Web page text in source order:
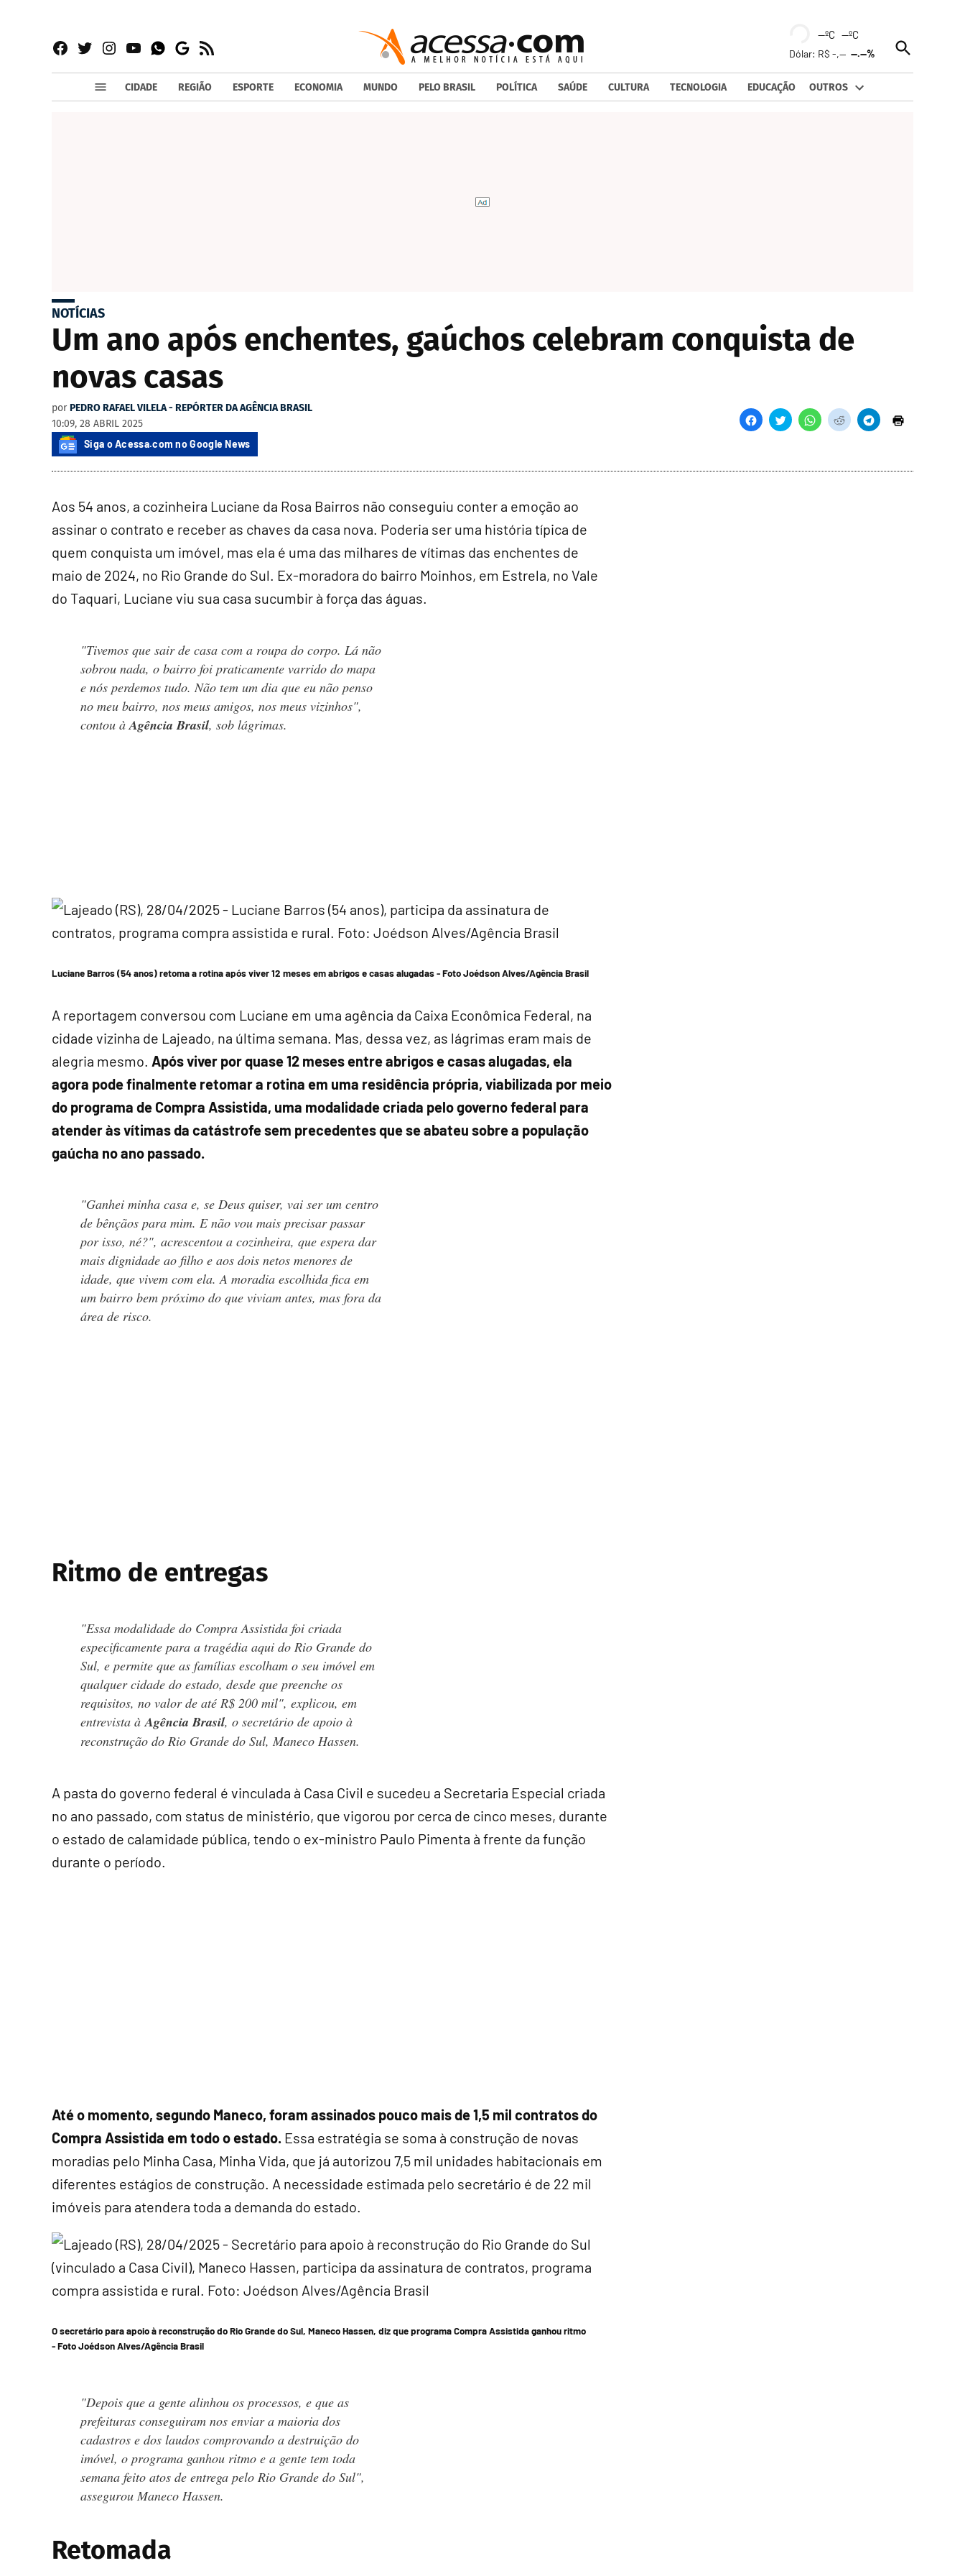
Facebook
TwitterInstagram
YouTubeWhatsapp
Google
News
RSS
--ºC --ºC
Dólar: R$ -,----.--%
Open
Search
CIDADE REGIÃO ESPORTE ECONOMIA MUNDO PELO BRASIL POLÍTICA SAÚDE CULTURA TECNOLOGIA EDUCAÇÃO OUTROS
NOTÍCIAS
Um ano após enchentes, gaúchos celebram conquista de
novas casas
por PEDRO RAFAEL VILELA - REPÓRTER DA AGÊNCIA BRASIL
10:09, 28 ABRIL 2025
Siga o Acessa.com no Google News
Aos 54 anos, a cozinheira Luciane da Rosa Bairros não conseguiu conter a emoção ao
assinar o contrato e receber as chaves da casa nova. Poderia ser uma história típica de
quem conquista um imóvel, mas ela é uma das milhares de vítimas das enchentes de
maio de 2024, no Rio Grande do Sul. Ex-moradora do bairro Moinhos, em Estrela, no Vale
do Taquari, Luciane viu sua casa sucumbir à força das águas.
"Tivemos que sair de casa com a roupa do corpo. Lá não
sobrou nada, o bairro foi praticamente varrido do mapa
e nós perdemos tudo. Não tem um dia que eu não penso
no meu bairro, nos meus amigos, nos meus vizinhos",
contou à Agência Brasil, sob lágrimas.
Luciane Barros (54 anos) retoma a rotina após viver 12 meses em abrigos e casas alugadas -Foto Joédson Alves/Agência Brasil
A reportagem conversou com Luciane em uma agência da Caixa Econômica Federal, na
cidade vizinha de Lajeado, na última semana. Mas, dessa vez, as lágrimas eram mais de
alegria mesmo. Após viver por quase 12 meses entre abrigos e casas alugadas, ela
agora pode finalmente retomar a rotina em uma residência própria, viabilizada por meio
do programa de Compra Assistida, uma modalidade criada pelo governo federal para
atender às vítimas da catástrofe sem precedentes que se abateu sobre a população
gaúcha no ano passado.
"Ganhei minha casa e, se Deus quiser, vai ser um centro
de bênçãos para mim. E não vou mais precisar passar
por isso, né?", acrescentou a cozinheira, que espera dar
mais dignidade ao filho e aos dois netos menores de
idade, que vivem com ela. A moradia escolhida fica em
um bairro bem próximo do que viviam antes, mas fora da
área de risco.
Ritmo de entregas
"Essa modalidade do Compra Assistida foi criada
especificamente para a tragédia aqui do Rio Grande do
Sul, e permite que as famílias escolham o seu imóvel em
qualquer cidade do estado, desde que preenche os
requisitos, no valor de até R$ 200 mil", explicou, em
entrevista àAgência Brasil, o secretário de apoio à
reconstrução do Rio Grande do Sul, Maneco Hassen.
A pasta do governo federal é vinculada à Casa Civil e sucedeu a Secretaria Especial criada
no ano passado, com status de ministério, que vigorou por cerca de cinco meses, durante
o estado de calamidade pública, tendo o ex-ministro Paulo Pimenta à frente da função
durante o período.
Até o momento, segundo Maneco, foram assinados pouco mais de 1,5 mil contratos do
Compra Assistida em todo o estado. Essa estratégia se soma à construção de novas
moradias pelo Minha Casa, Minha Vida, que já autorizou 7,5 mil unidades habitacionais em
diferentes estágios de construção. A necessidade estimada pelo secretário é de 22 mil
imóveis para atendera toda a demanda do estado.
O secretário para apoio à reconstrução do Rio Grande do Sul, Maneco Hassen, diz que programa Compra Assistida ganhou ritmo
-Foto Joédson Alves/Agência Brasil
"Depois que a gente alinhou os processos, e que as
prefeituras conseguiram nos enviar a maioria dos
cadastros e dos laudos comprovando a destruição do
imóvel, o programa ganhou ritmo e a gente tem toda
semana feito atos de entrega pelo Rio Grande do Sul",
assegurou Maneco Hassen.
Retomada